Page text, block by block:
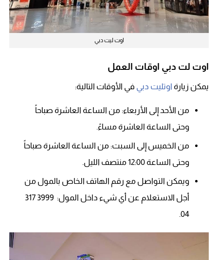
اوت ليت دبي
اوت لت دبي اوقات العمل
يمكن زيارة اوتليت دبي في الأوقات التالية:
من الأحد إلى الأربعاء: من الساعة العاشرة صباحاً
وحتى الساعة العاشرة مساءً.
من الخميس إلى السبت: من الساعة العاشرة صباحاً
وحتى الساعة 12:00 منتصف الليل.
ويمكن التواصل مع رقم الهاتف الخاص بالمول من
أجل الاستعلام عن أي شيء داخل المول: 3999 317
04.